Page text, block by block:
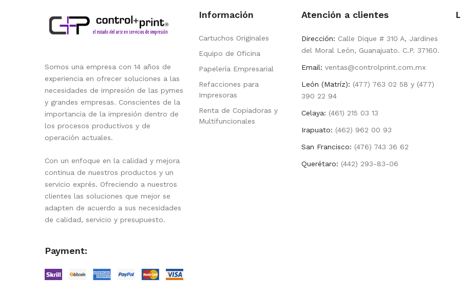
Somos una empresa con 14 años de
experiencia en ofrecer soluciones a las
necesidades de impresión de las pymes
y grandes empresas. Conscientes de la
importancia de la impresión dentro de
los procesos productivos y de
operación actuales.
Con un enfoque en la calidad y mejora
continua de nuestros productos y un
servicio exprés. Ofreciendo a nuestros
clientes las soluciones que mejor se
adapten de acuerdo a sus necesidades
de calidad, servicio y presupuesto.
Payment:
Información
Cartuchos Originales
Equipo de Oficina
Papelería Empresarial
Refacciones para
Impresoras
Renta de Copiadoras y
Multifuncionales
Atención a clientes
Dirección: Calle Dique # 310 A, Jardines
del Moral León, Guanajuato. C.P. 37160.
Email: ventas@controlprint.com.mx
León (Matríz): (477) 763 02 58 y (477)
390 22 94
Celaya: (461) 215 03 13
Irapuato: (462) 962 00 93
San Francisco: (476) 743 36 62
Querétaro: (442) 293-83-06